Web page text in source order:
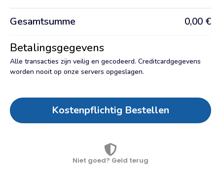
Gesamtsumme 0,00 €
Betalingsgegevens
Alle transacties zijn veilig en gecodeerd. Creditcardgegevens
worden nooit op onze servers opgeslagen.
Kostenpflichtig Bestellen
Niet goed? Geld terug